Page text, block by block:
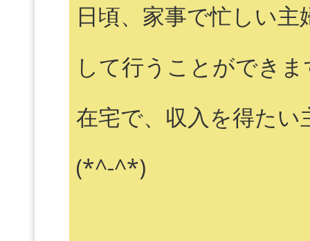
日頃、家事で忙しい
して行うことができ
在宅で、収入を得た
(*^-^*)